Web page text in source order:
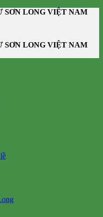
SƠN LONG VIỆT NAM
SƠN LONG VIỆT NAM